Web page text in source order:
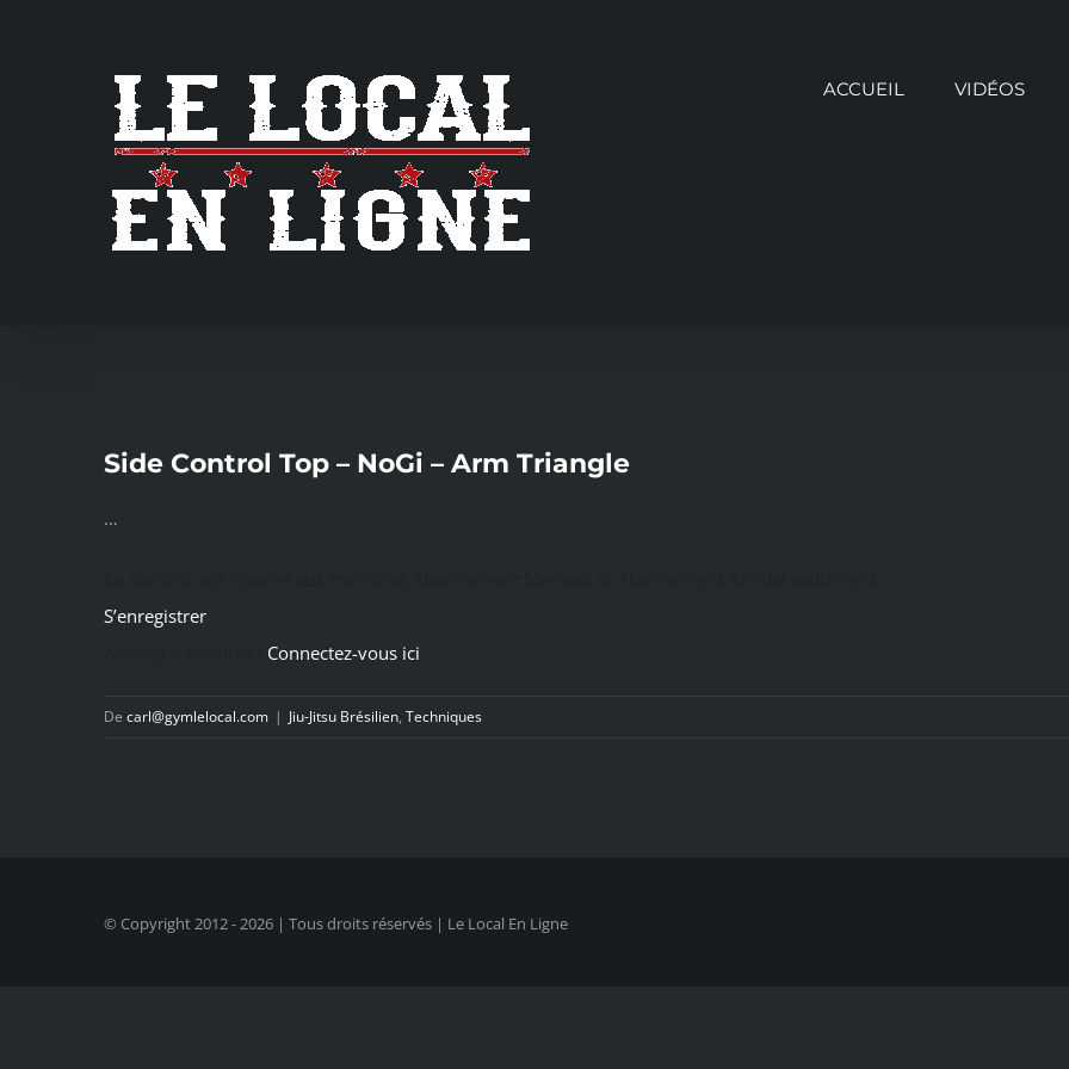
ACCUEIL VIDÉOS
Side Control Top – NoGi – Arm Triangle
…
S’enregistrer
Connectez-vous ici
De carl@gymlelocal.com | Jiu-Jitsu Brésilien, Techniques
© Copyright 2012 -2026 | Tous droits réservés | Le Local En Ligne